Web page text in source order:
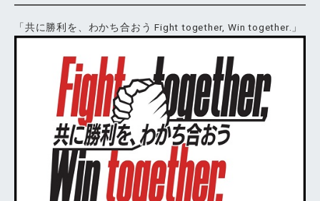
「共に勝利を、わかち合おう Fight together, Win together.」